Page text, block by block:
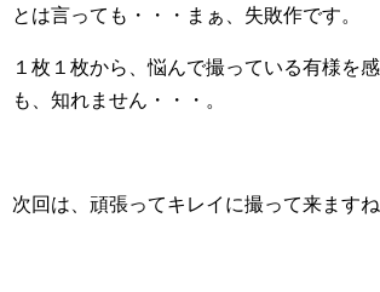
とは言っても・・・まぁ、失敗作です。
１枚１枚から、悩んで撮っている有様を
も、知れません・・・。
次回は、頑張ってキレイに撮って来ますね